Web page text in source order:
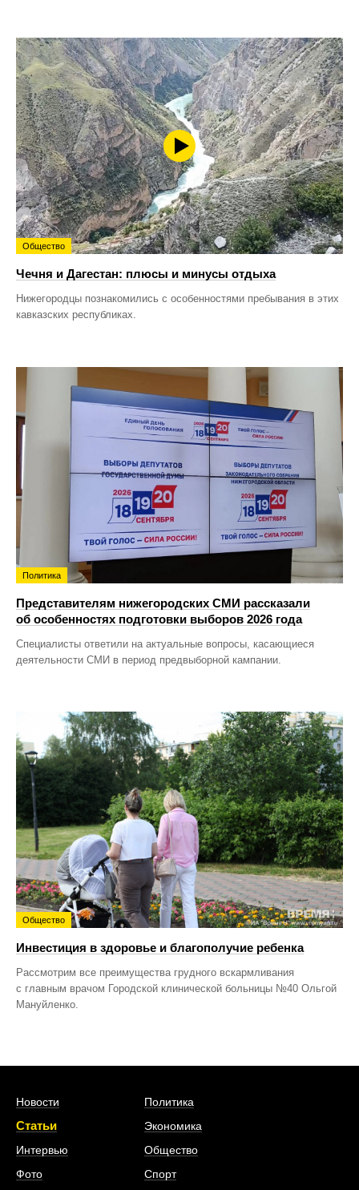
Общество
Чечня и Дагестан: плюсы и минусы отдыха
Нижегородцы познакомились с особенностями пребывания в этих
кавказских республиках.
Политика
Представителям нижегородских СМИ рассказали
об особенностях подготовки выборов 2026 года
Специалисты ответили на актуальные вопросы, касающиеся
деятельности СМИ в период предвыборной кампании.
Общество
Инвестиция в здоровье и благополучие ребенка
Рассмотрим все преимущества грудного вскармливания
с главным врачом Городской клинической больницы №40 Ольгой
Мануйленко.
Новости
Статьи
Интервью
Фото
Политика
Экономика
Общество
Спорт